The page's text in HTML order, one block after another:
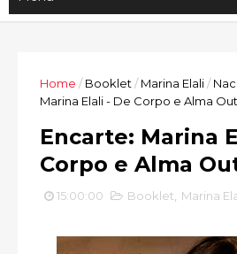
Home / Booklet / Marina Elali/
Marina Elali - De Corpo e Alma
Encarte: Marina
Corpo e Alma
15:00:00 Booklet Marina